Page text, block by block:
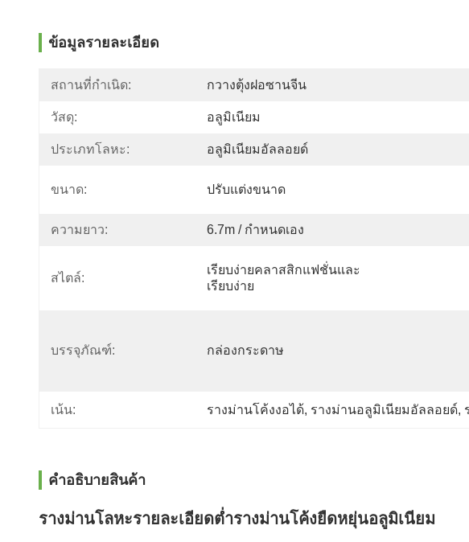
ข้อมูลรายละเอียด
สถานที่กำเนิด: กวางตุ้งฝอซานจีน
วัสดุ: อลูมิเนียม
ประเภทโลหะ: อลูมิเนียมอัลลอยด์
ขนาด: ปรับแต่งขนาด
ความยาว: 6.7m / กำหนดเอง
สไตล์:
เรียบง่ายคลาสสิกแฟชั่นและ
เรียบง่าย
บรรจุภัณฑ์: กล่องกระดาษ
เน้น: รางม่านโค้งงอได้, รางม่านอลูมิเนียมอัลลอยด์,
คําอธิบายสินค้า
รางม่านโลหะรายละเอียดต่ำรางม่านโค้งยืดหยุ่นอลูมิเนียม